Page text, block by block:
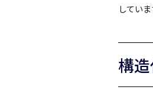
していま
構